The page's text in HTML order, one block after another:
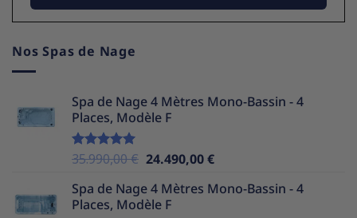
Nos Spas de Nage
Spa de Nage 4 Mètres Mono-Bassin - 4
Places, Modèle F
Note5.00
35.990,00€ Le
initial
était :
24.490,00€Le
actuel
Spa de Nage 4 Mètres Mono-Bassin - 4
Places, Modèle F